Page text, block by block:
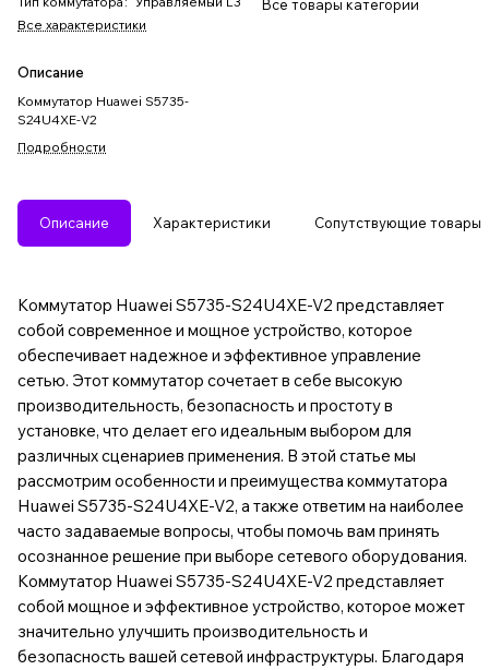
Все характеристики
Описание
Коммутатор Huawei S5735-
S24U4XE-V2
Подробности
Все товары категории
Описание Характеристики Сопутствующие товары
Коммутатор Huawei S5735-S24U4XE-V2 представляет
собой современное и мощное устройство, которое
обеспечивает надежное и эффективное управление
сетью. Этот коммутатор сочетает в себе высокую
производительность, безопасность и простоту в
установке, что делает его идеальным выбором для
различных сценариев применения. В этой статье мы
рассмотрим особенности и преимущества коммутатора
Huawei S5735-S24U4XE-V2, а также ответим на наиболее
часто задаваемые вопросы, чтобы помочь вам принять
осознанное решение при выборе сетевого оборудования.
Коммутатор Huawei S5735-S24U4XE-V2 представляет
собой мощное и эффективное устройство, которое может
значительно улучшить производительность и
безопасность вашей сетевой инфраструктуры. Благодаря